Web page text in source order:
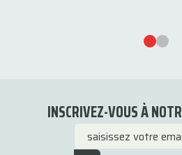
INSCRIVEZ-VOUS À